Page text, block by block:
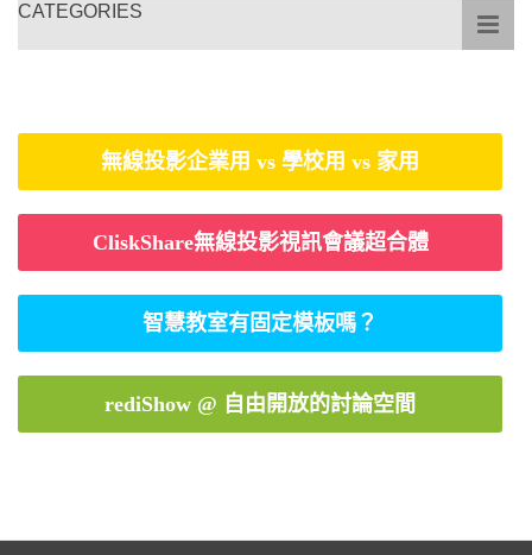
CATEGORIES
無線投影企業用 vs 學校用 vs 家用
CliskShare無線投影視訊會議超合體
智慧教室有固定模板嗎？
rediShow @ 自由開放的討論空間